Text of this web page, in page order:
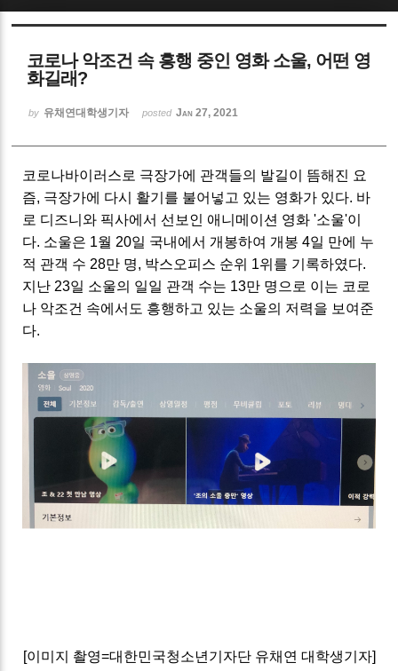
코로나 악조건 속 흥행 중인 영화 소울, 어떤 영
화길래?
by 유채연대학생기자 posted Jan 27, 2021
코로나바이러스로 극장가에 관객들의 발길이 뜸해진 요
즘, 극장가에 다시 활기를 불어넣고 있는 영화가 있다. 바
로 디즈니와 픽사에서 선보인 애니메이션 영화 '소울'이
다. 소울은 1월 20일 국내에서 개봉하여 개봉 4일 만에 누
적 관객 수 28만 명, 박스오피스 순위 1위를 기록하였다.
지난 23일 소울의 일일 관객 수는 13만 명으로 이는 코로
나 악조건 속에서도 흥행하고 있는 소울의 저력을 보여준
다.
[이미지 촬영=대한민국청소년기자단 유채연 대학생기자]
Sketchbook5, 스케치북5
Sketchbook5, 스케치북5